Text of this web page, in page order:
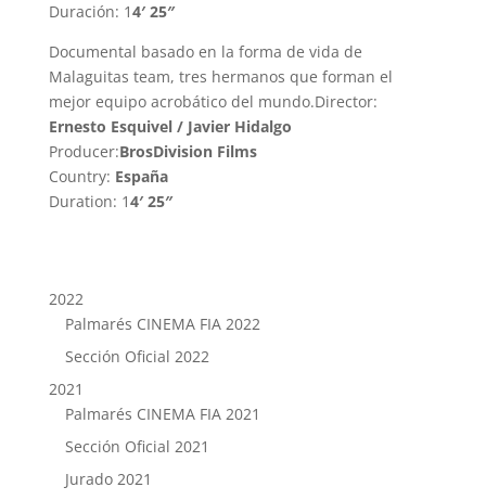
Duración: 14′ 25″
Documental basado en la forma de vida de
Malaguitas team, tres hermanos que forman el
mejor equipo acrobático del mundo.Director:
Ernesto Esquivel / Javier Hidalgo
Producer:BrosDivision Films
Country: España
Duration: 14′ 25″
2022
Palmarés CINEMA FIA 2022
Sección Oficial 2022
2021
Palmarés CINEMA FIA 2021
Sección Oficial 2021
Jurado 2021